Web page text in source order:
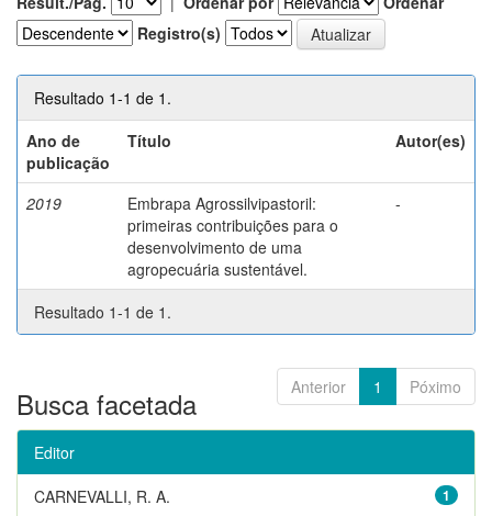
Registro(s)
Resultado 1-1 de 1.
Ano de
publicação
Título Autor(es)
2019
Embrapa Agrossilvipastoril:
primeiras contribuições para o
desenvolvimento de uma
agropecuária sustentável.
-
Resultado 1-1 de 1.
Anterior 1 Póximo
Busca facetada
Editor
1
CARNEVALLI, R. A.